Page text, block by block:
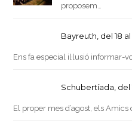
proposem…
Bayreuth, del 18 al
Ens fa especial il·lusió informar-
Schubertíada, del
El proper mes d’agost, els